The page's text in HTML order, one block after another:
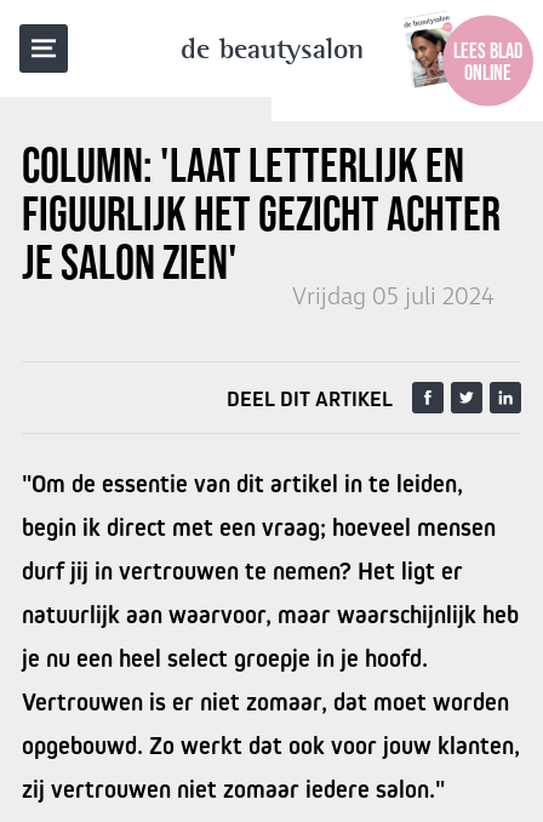
de beautysalon
LEES BLAD
ONLINE
COLUMN: 'LAAT LETTERLIJK EN
FIGUURLIJK HET GEZICHT ACHTER
JE SALON ZIEN'
Vrijdag 05 juli 2024
TERUG NAAR OVERZICHT
DEEL DIT ARTIKEL
"Om de essentie van dit artikel in te leiden,
begin ik direct met een vraag; hoeveel mensen
durf jij in vertrouwen te nemen? Het ligt er
natuurlijk aan waarvoor, maar waarschijnlijk heb
je nu een heel select groepje in je hoofd.
Vertrouwen is er niet zomaar, dat moet worden
opgebouwd. Zo werkt dat ook voor jouw klanten,
zij vertrouwen niet zomaar iedere salon."